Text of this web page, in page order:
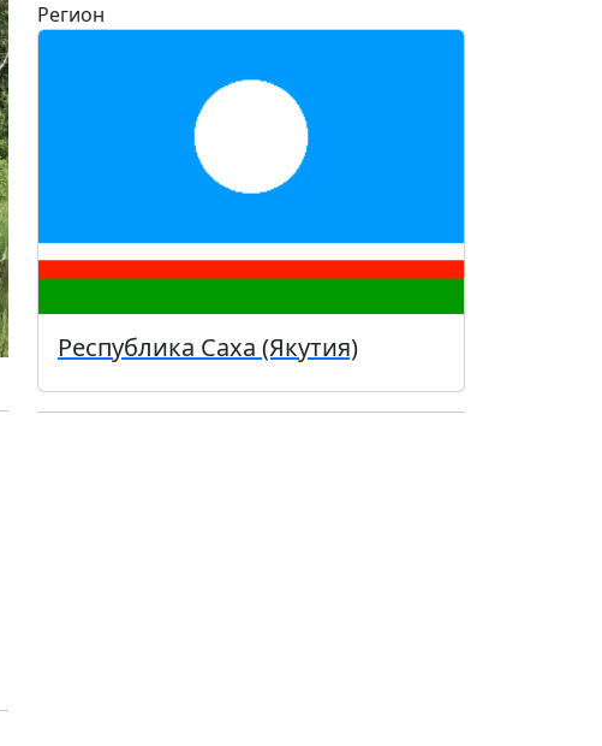
Регион
Республика Саха (Якутия)